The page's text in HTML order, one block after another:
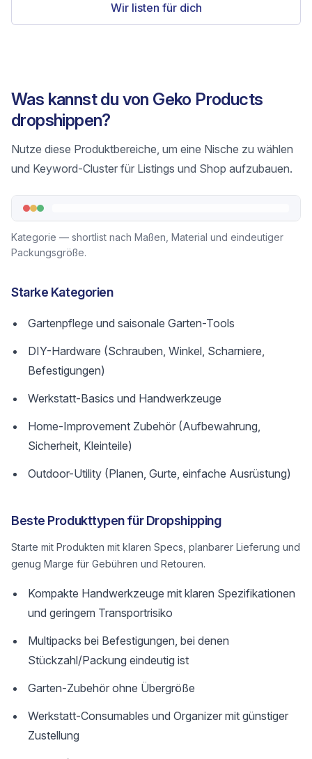
Wir listen für dich
Was kannst du von Geko Products
dropshippen?
Nutze diese Produktbereiche, um eine Nische zu wählen
und Keyword-Cluster für Listings und Shop aufzubauen.
Kategorie — shortlist nach Maßen, Material und eindeutiger
Packungsgröße.
Starke Kategorien
Gartenpflege und saisonale Garten-Tools
DIY-Hardware (Schrauben, Winkel, Scharniere,
Befestigungen)
Werkstatt-Basics und Handwerkzeuge
Home-Improvement Zubehör (Aufbewahrung,
Sicherheit, Kleinteile)
Outdoor-Utility (Planen, Gurte, einfache Ausrüstung)
Beste Produkttypen für Dropshipping
Starte mit Produkten mit klaren Specs, planbarer Lieferung und
genug Marge für Gebühren und Retouren.
Kompakte Handwerkzeuge mit klaren Spezifikationen
und geringem Transportrisiko
Multipacks bei Befestigungen, bei denen
Stückzahl/Packung eindeutig ist
Garten-Zubehör ohne Übergröße
Werkstatt-Consumables und Organizer mit günstiger
Zustellung